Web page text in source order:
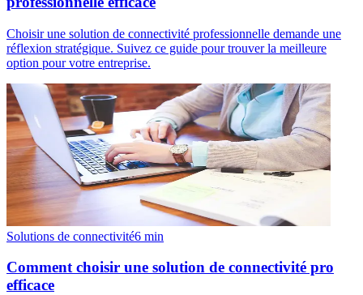
Choisir une solution de connectivité professionnelle demande une
réflexion stratégique. Suivez ce guide pour trouver la meilleure
option pour votre entreprise.
Solutions de connectivité6 min
Comment choisir une solution de connectivité pro
efficace